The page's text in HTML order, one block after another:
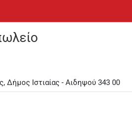
Ιστιαίας - Αιδηψού 343 00